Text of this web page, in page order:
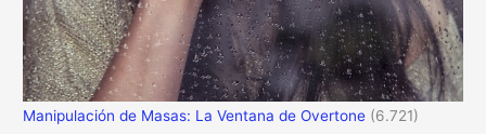
Manipulación de Masas: La Ventana de Overtone (6.721)